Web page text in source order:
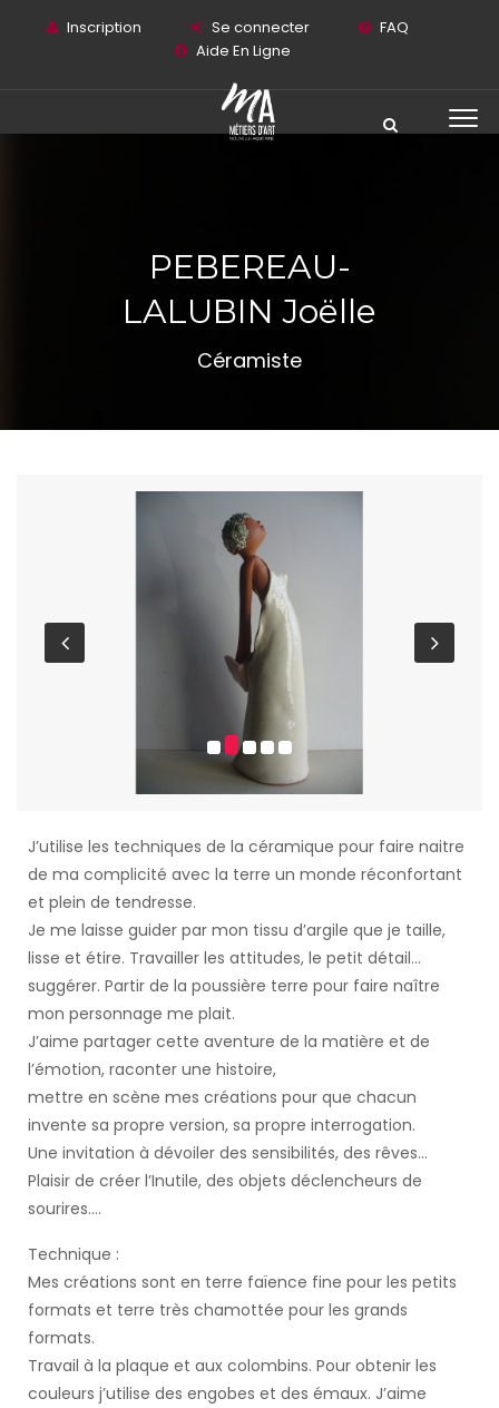
Inscription Se connecter
FAQ
Aide En Ligne
PEBEREAU-
LALUBIN Joëlle
Céramiste
J’utilise les techniques de la céramique pour faire naitre
de ma complicité avec la terre un monde réconfortant
et plein de tendresse.
Je me laisse guider par mon tissu d’argile que je taille,
lisse et étire. Travailler les attitudes, le petit détail…
suggérer. Partir de la poussière terre pour faire naître
mon personnage me plait.
J’aime partager cette aventure de la matière et de
l’émotion, raconter une histoire,
mettre en scène mes créations pour que chacun
invente sa propre version, sa propre interrogation.
Une invitation à dévoiler des sensibilités, des rêves…
Plaisir de créer l’Inutile, des objets déclencheurs de
sourires….
Technique :
Mes créations sont en terre faïence fine pour les petits
formats et terre très chamottée pour les grands
formats.
Travail à la plaque et aux colombins. Pour obtenir les
couleurs j’utilise des engobes et des émaux. J’aime